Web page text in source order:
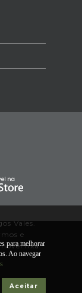
Vales.
e
fixa
para melhorar
Ao navegar
Aceitar